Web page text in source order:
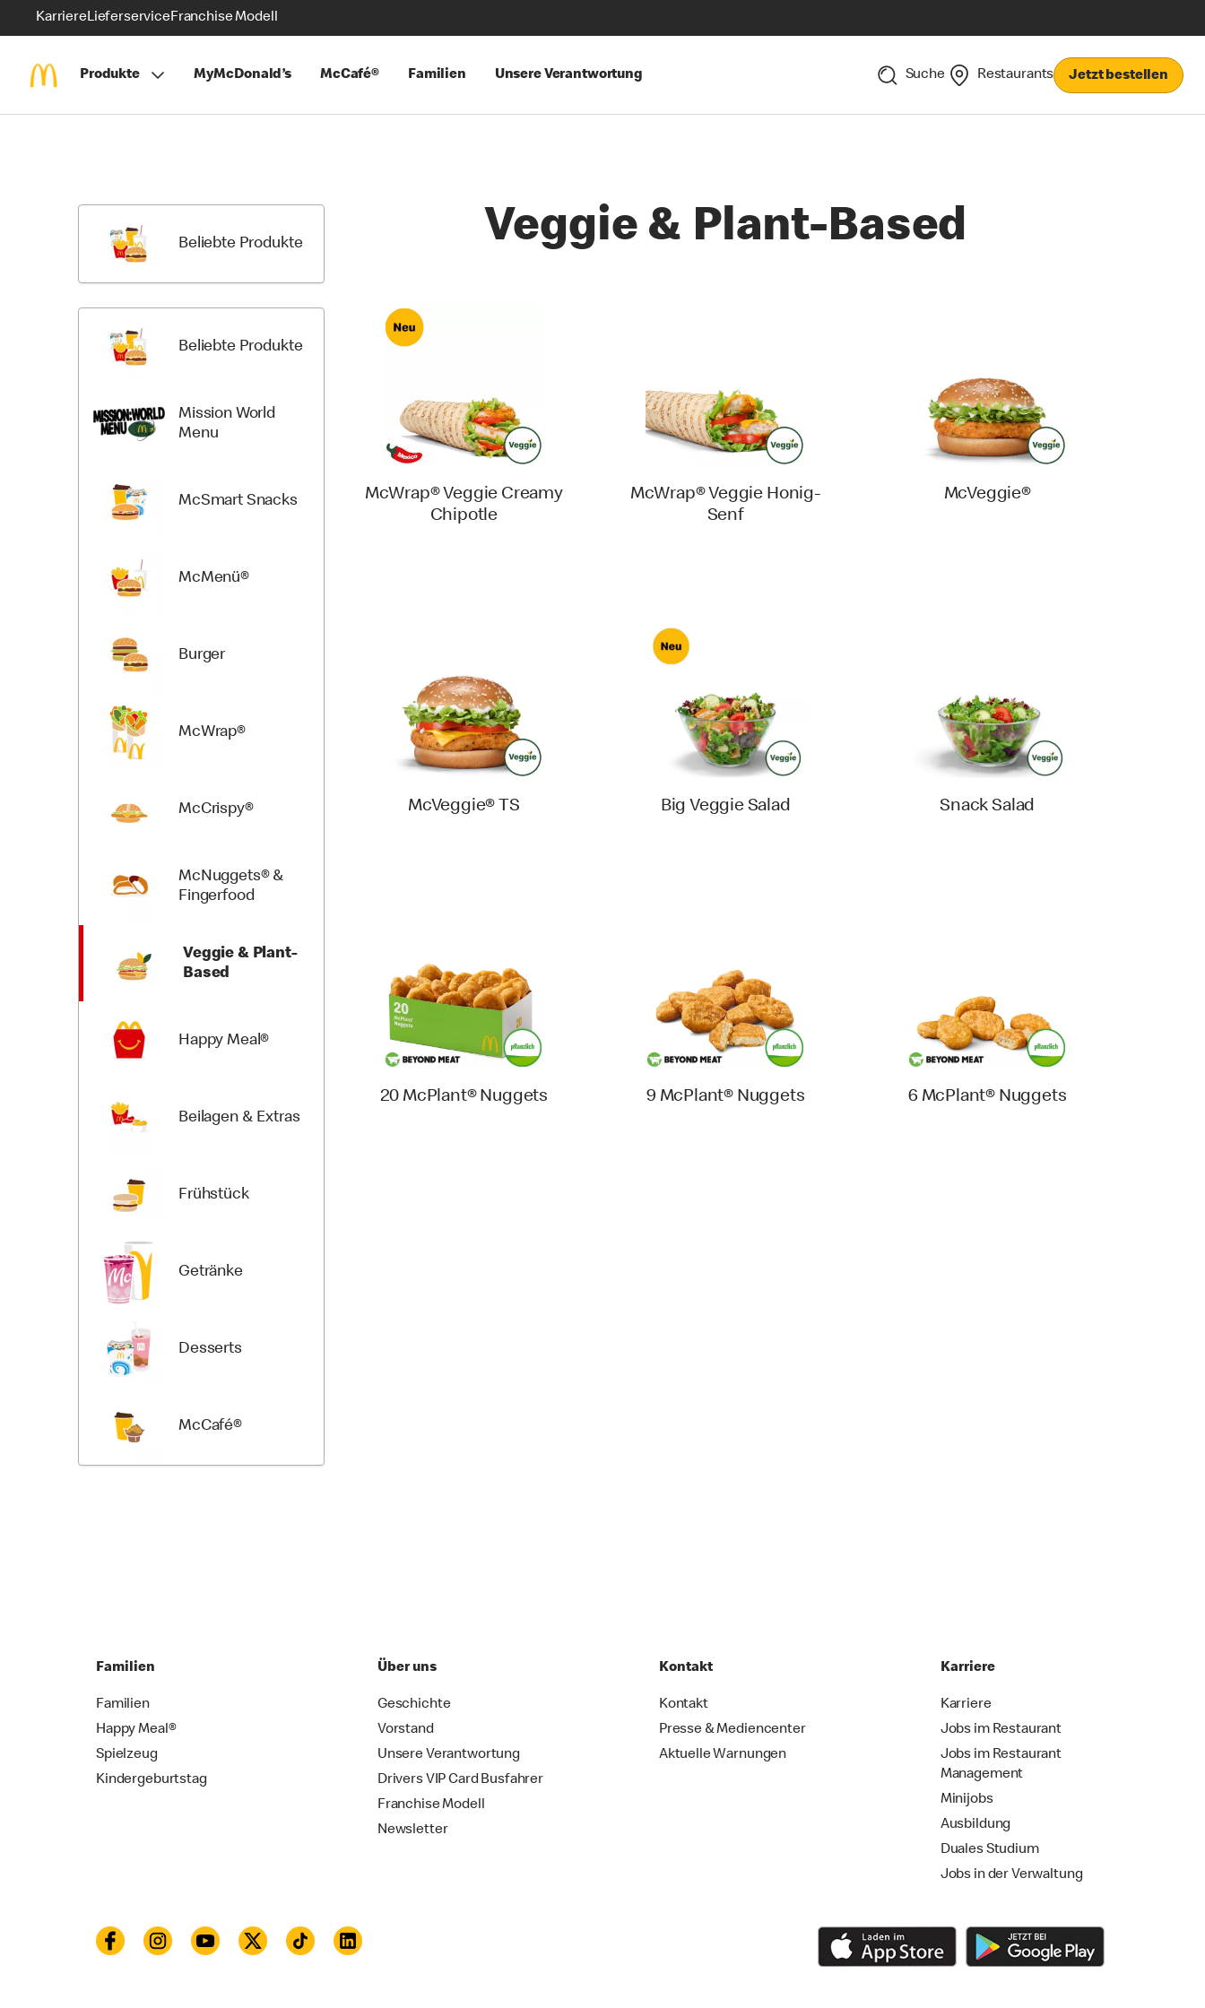
KarriereLieferserviceFranchise Modell
Produkte MyMcDonald’s McCafé® Familien Unsere Verantwortung Suche Restaurants Jetzt bestellen
Beliebte Produkte
Beliebte Produkte
Mission World
Menu
McSmart Snacks
McMenü®
Burger
McWrap®
McCrispy®
McNuggets® &
Fingerfood
Veggie & Plant-
Based
Happy Meal®
Beilagen & Extras
Frühstück
Getränke
Desserts
McCafé®
Veggie & Plant-Based
McWrap® Veggie Creamy
Chipotle
McWrap® Veggie Honig-
Senf
McVeggie®
McVeggie® TS Big Veggie Salad Snack Salad
20 McPlant® Nuggets 9 McPlant® Nuggets 6 McPlant® Nuggets
Familien
Familien
Happy Meal®
Spielzeug
Kindergeburtstag
Über uns
Geschichte
Vorstand
Unsere Verantwortung
Drivers VIP Card Busfahrer
Franchise Modell
Newsletter
Kontakt
Kontakt
Presse & Mediencenter
Aktuelle Warnungen
Karriere
Karriere
Jobs im Restaurant
Jobs im Restaurant
Management
Minijobs
Ausbildung
Duales Studium
Jobs in der Verwaltung